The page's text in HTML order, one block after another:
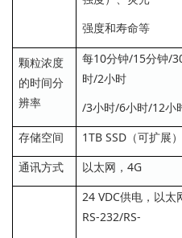
强度和寿命等
颗粒浓度
的时间分
辨率
每10分钟/15分钟/
时/2小时
/3小时/6小时/12小
存储空间
1TB SSD（可扩展）
通讯方式
以太网，4G
24 VDC供电，以太
RS-232/RS-